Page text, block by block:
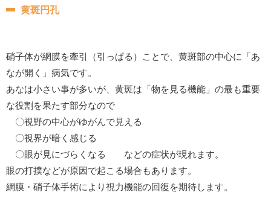
黄斑円孔
硝子体が網膜を牽引（引っぱる）ことで、黄斑部の中心に「あ
なが開く」病気です。
あなは小さい事が多いが、黄斑は「物を見る機能」の最も重要
な役割を果たす部分なので
〇視野の中心がゆがんで見える
〇視界が暗く感じる
〇眼が見にづらくなる などの症状が現れます。
眼の打撲などが原因で起こる場合もあります。
網膜・硝子体手術により視力機能の回復を期待します。